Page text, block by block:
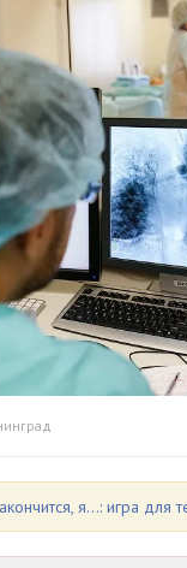
я…: игра для